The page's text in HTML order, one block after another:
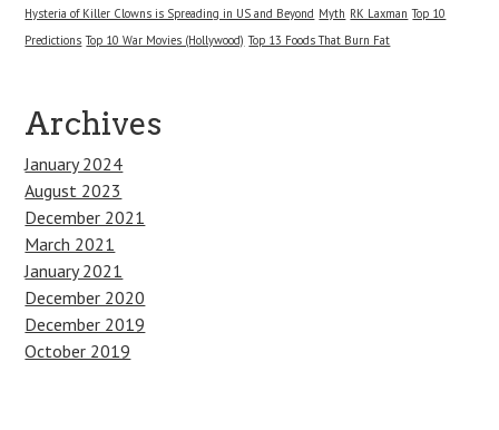
Hysteria of Killer Clowns is Spreading in US and Beyond Myth RK Laxman Top 10
Predictions Top 10 War Movies (Hollywood) Top 13 Foods That Burn Fat
Archives
January 2024
August 2023
December 2021
March 2021
January 2021
December 2020
December 2019
October 2019